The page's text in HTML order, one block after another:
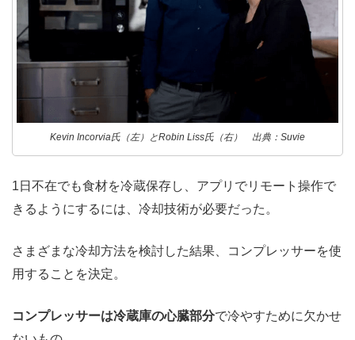
Kevin Incorvia氏（左）とRobin Liss氏（右） 出典：Suvie
1日不在でも食材を冷蔵保存し、アプリでリモート操作で
きるようにするには、冷却技術が必要だった。
さまざまな冷却方法を検討した結果、コンプレッサーを使
用することを決定。
コンプレッサーは冷蔵庫の心臓部分で冷やすために欠かせ